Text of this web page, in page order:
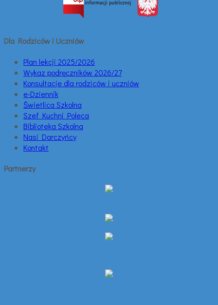
Dla Rodziców i Uczniów
Plan lekcji 2025/2026
Wykaz podręczników 2026/27
Konsultacje dla rodziców i uczniów
e-Dziennik
Świetlica Szkolna
Szef Kuchni Poleca
Biblioteka Szkolna
Nasi Darczyńcy
Kontakt
Partnerzy